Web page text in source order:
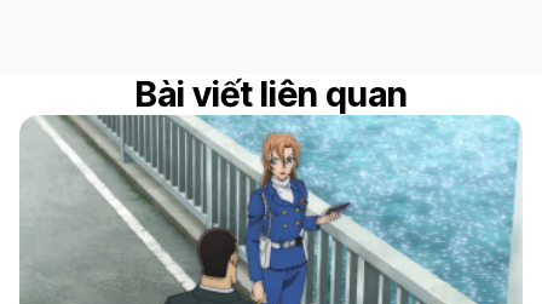
Bài viết liên quan